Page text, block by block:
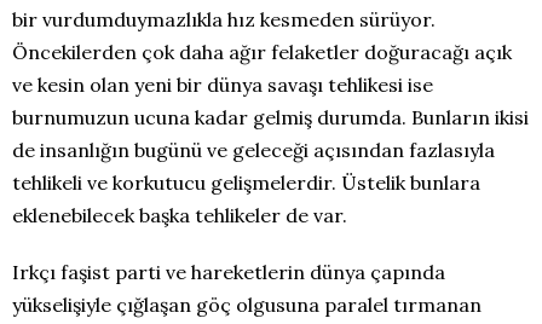
bir vurdumduymazlıkla hız kesmeden sürüyor.
Öncekilerden çok daha ağır felaketler doğuracağı açık
ve kesin olan yeni bir dünya savaşı tehlikesi ise
burnumuzun ucuna kadar gelmiş durumda. Bunların ikisi
de insanlığın bugünü ve geleceği açısından fazlasıyla
tehlikeli ve korkutucu gelişmelerdir. Üstelik bunlara
eklenebilecek başka tehlikeler de var.
Irkçı faşist parti ve hareketlerin dünya çapında
yükselişiyle çığlaşan göç olgusuna paralel tırmanan